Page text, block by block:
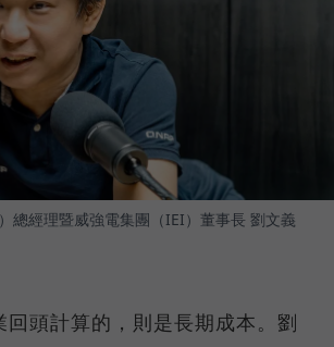
總經理暨威強電集團（IEI）董事長 劉文義
回頭計算的，則是長期成本。劉